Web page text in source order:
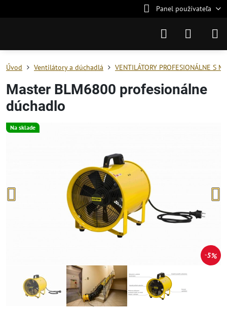
Panel používateľa
Na sklade
5%
Úvod Ventilátory a dúchadlá VENTILÁTORY PROFESIONÁLNE S
Master BLM6800 profesionálne
dúchadlo